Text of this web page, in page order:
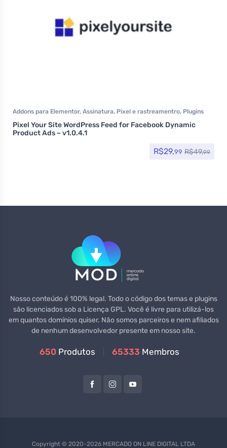
Addons para Elementor, Assinatura, Pixel e rastreamentro, Plugins
Pixel Your Site WordPress Feed for Facebook Dynamic
Product Ads – v1.0.4.1
R$29,99 R$49,99
Nosso conteúdo é 100% legal. Todo o código dos temas e plugins
são licenciados sob a Licença GPL. Você é livre para utilizá-los
em quantos domínios quiser. Não somos parceiros e nem afiliados
de nenhum desenvolvedor presente em nosso site.
650 Produtos 65333 Membros
Copyright © 2020-2026 MERCADO ON LINE DIGITAL LTDA